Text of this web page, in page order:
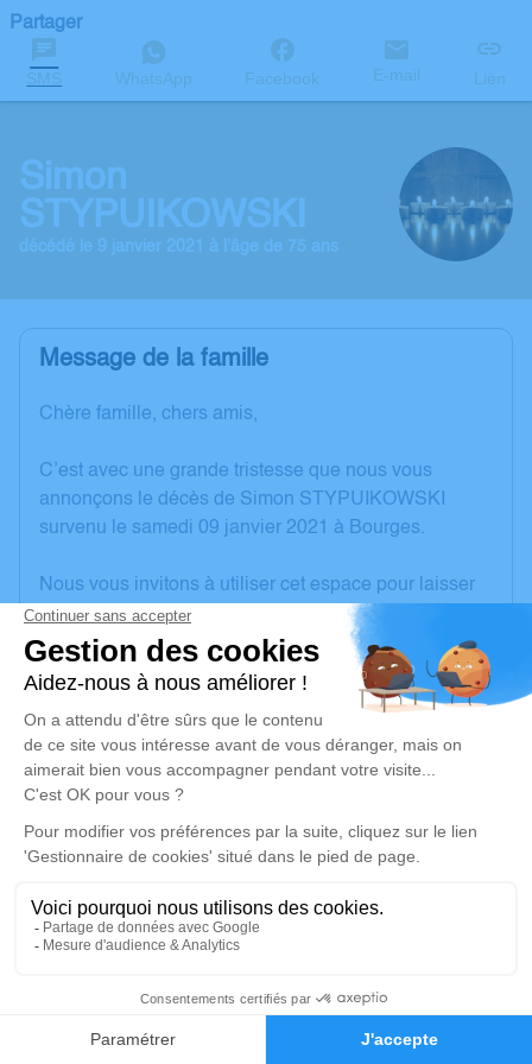
Faire-part Hommages
Partager
SMS WhatsApp Facebook E-mail Lien
Simon
STYPUIKOWSKI
décédé le 9 janvier 2021 à l'âge de 75 ans
Message de la famille
Chère famille, chers amis,
C’est avec une grande tristesse que nous vous
annonçons le décès de Simon STYPUIKOWSKI
survenu le samedi 09 janvier 2021 à Bourges.
Nous vous invitons à utiliser cet espace pour laisser
vos condoléances, partager des photos souvenirs,
une anecdote ou exprimer vos pensées à travers des
poèmes ou des textes. Cet endroit est un lieu
d'expression dédié à honorer la mémoire de Simon
STYPUIKOWSKI.
Un service de plantation d’arbre hommage est
disponible ici.
Je rends hommage
Cérémonie religieuse
Église de Saint-Amand-Montrond
18200 Saint-Amand-Montrond